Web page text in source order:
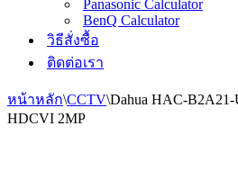
Panasonic Calculator
BenQ Calculator
วิธีสั่งซื้อ
ติดต่อเรา
หน้าหลัก\CCTV\Dahua HAC-
HDCVI 2MP